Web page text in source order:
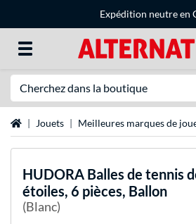
Expédition neutre en
Page d'accueil
Jouets Meilleures marques de
HUDORA Balles de tennis
étoiles, 6 pièces, Ballon
(Blanc)